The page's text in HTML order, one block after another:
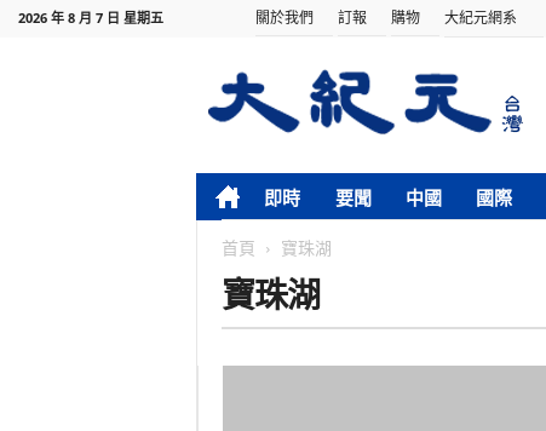
2026 年 8 月 7 日 星期五 關於我們 訂報 購物 大紀元網系
即時 要聞 中國 國際
首頁 寶珠湖
寶珠湖